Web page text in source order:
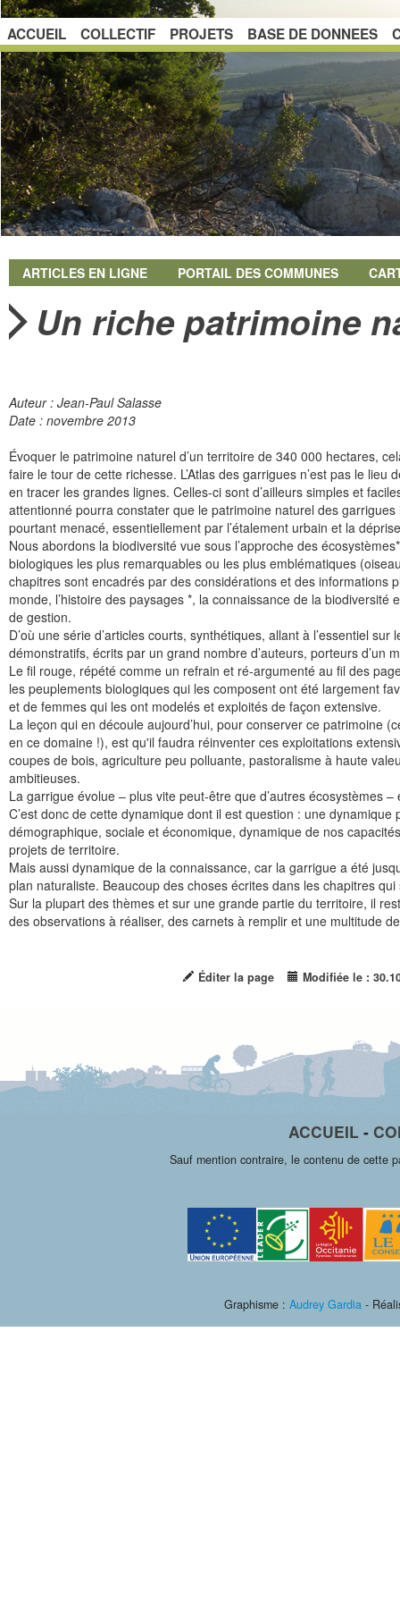
ACCUEIL COLLECTIF PROJETS BASE DE DONNEES
ARTICLES EN LIGNE PORTAIL DES COMMUNES
Un riche patrimoine
Auteur : Jean-Paul Salasse
Date : novembre 2013
Évoquer le patrimoine naturel d’un territoire de 340 000 hectares,
faire le tour de cette richesse. L’Atlas des garrigues n’est pas le
en tracer les grandes lignes. Celles-ci sont d’ailleurs simples et
attentionné pourra constater que le patrimoine naturel des
pourtant menacé, essentiellement par l’étalement urbain et la
Nous abordons la biodiversité vue sous l’approche des
biologiques les plus remarquables ou les plus emblématiques
chapitres sont encadrés par des considérations et des informations
monde, l’histoire des paysages *, la connaissance de la
de gestion.
D’où une série d’articles courts, synthétiques, allant à l’essentiel
démonstratifs, écrits par un grand nombre d’auteurs, porteurs d’un
Le fil rouge, répété comme un refrain et ré-argumenté au fil des
les peuplements biologiques qui les composent ont été largement
et de femmes qui les ont modelés et exploités de façon extensive.
La leçon qui en découle aujourd’hui, pour conserver ce patrimoine
en ce domaine !), est qu'il faudra réinventer ces exploitations
coupes de bois, agriculture peu polluante, pastoralisme à haute
ambitieuses.
La garrigue évolue – plus vite peut-être que d’autres écosystèmes
C’est donc de cette dynamique dont il est question : une dynamique
démographique, sociale et économique, dynamique de nos
projets de territoire.
Mais aussi dynamique de la connaissance, car la garrigue a été
plan naturaliste. Beaucoup des choses écrites dans les chapitres
Sur la plupart des thèmes et sur une grande partie du territoire, il
des observations à réaliser, des carnets à remplir et une multitude
Éditer la page Modifiée le :
ACCUEIL -
Sauf mention contraire, le contenu de cette
Graphisme : Audrey Gardia -